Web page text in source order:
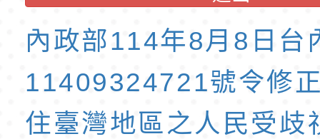
公告(尚有缺額)
民小學115學年度「
班教師助理員」甄選
東門國小115學年度
梯特教代理教師甄選
公告(尚有缺額)
內政部114年8月8日台
11409324721號令修
住臺灣地區之人民受歧